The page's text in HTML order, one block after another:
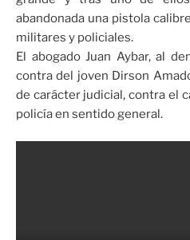
abandonada una pistola
militares y policiales.
El abogado Juan Aybar, al
contra del joven Dirson
de carácter judicial, contra el
policía en sentido general.